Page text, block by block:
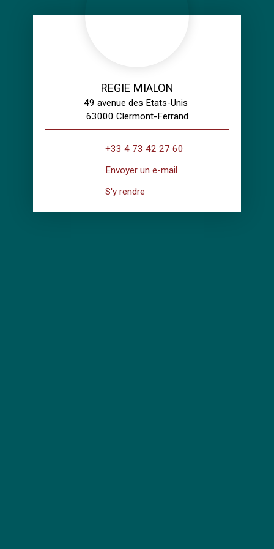
REGIE MIALON
49 avenue des Etats-Unis
63000 Clermont-Ferrand
+33 4 73 42 27 60
Envoyer un e-mail
S'y rendre